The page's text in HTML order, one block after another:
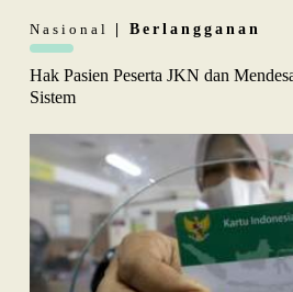
Nasional | Berlangganan
Hak Pasien Peserta JKN dan
Sistem